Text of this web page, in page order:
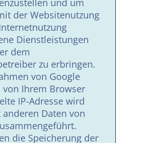
und um
der Websitenutzung
Dienstleistungen
dem
zu erbringen.
von Google
von Ihrem Browser
IP-Adresse wird
Daten von
die Speicherung der